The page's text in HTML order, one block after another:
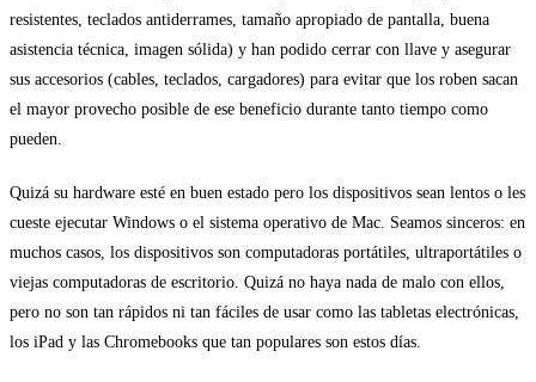
resistentes, teclados antiderrames, tamaño apropiado de pantalla, buena
asistencia técnica, imagen sólida) y han podido cerrar con llave y asegurar
sus accesorios (cables, teclados, cargadores) para evitar que los roben sacan
el mayor provecho posible de ese beneficio durante tanto tiempo como
pueden.
Quizá su hardware esté en buen estado pero los dispositivos sean lentos o les
cueste ejecutar Windows o el sistema operativo de Mac. Seamos sinceros: en
muchos casos, los dispositivos son computadoras portátiles, ultraportátiles o
viejas computadoras de escritorio. Quizá no haya nada de malo con ellos,
pero no son tan rápidos ni tan fáciles de usar como las tabletas electrónicas,
los iPad y las Chromebooks que tan populares son estos días.